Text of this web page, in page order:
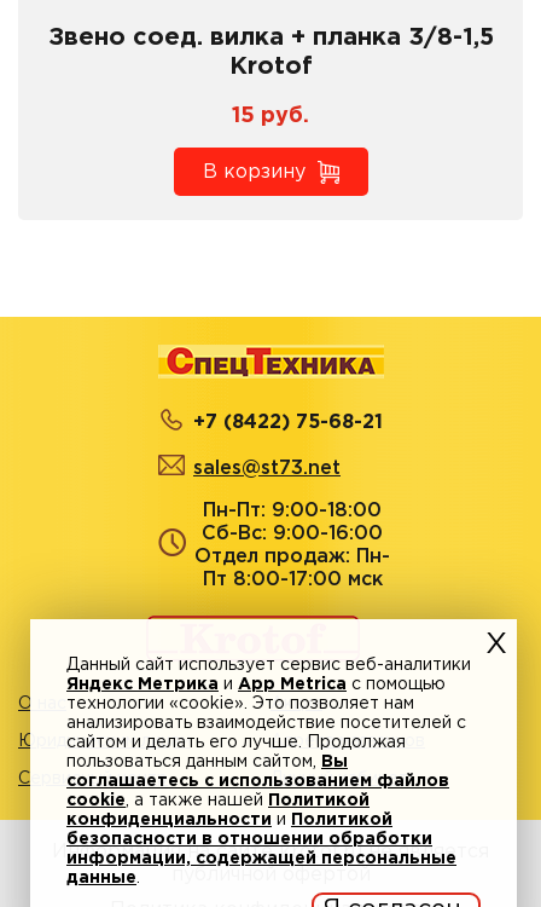
Звено соед. вилка + планка 3/8-1,5
Krotof
15 руб.
В корзину
+7 (8422) 75-68-21
sales@st73.net
Пн-Пт: 9:00-18:00
Сб-Вс: 9:00-16:00
Отдел продаж: Пн-
Пт 8:00-17:00 мск
О нас Акции
Юридическим лицам Адреса магазинов
Сервисный центр Личный кабинет
Информация на сайте krotof.ru не является
Данный сайт использует сервис веб-аналитики
Яндекс Метрика и App Metrica с помощью
технологии «cookie». Это позволяет нам
анализировать взаимодействие посетителей с
сайтом и делать его лучше. Продолжая
пользоваться данным сайтом,
Вы
соглашаетесь с использованием файлов
cookie , а также нашей
Политикой
конфиденциальности и
Политикой
безопасности в отношении обработки
информации, содержащей персональные
данные